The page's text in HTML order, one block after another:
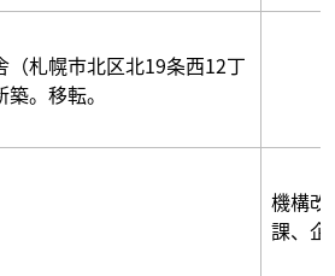
（札幌市北区北19条西12丁
。移転。
機構改
課、企